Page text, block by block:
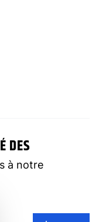
DES
à notre